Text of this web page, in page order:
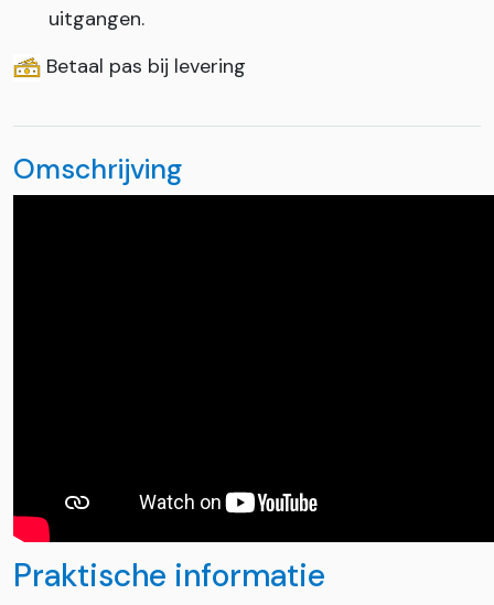
uitgangen.
Betaal pas bij levering
Omschrijving
Praktische informatie